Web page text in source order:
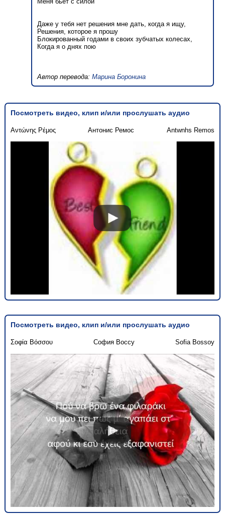
Даже у тебя нет решения мне дать, когда я ищу,
Решения, которое я прошу
Блокированный годами в своих зубчатых колесах,
Когда я о днях пою
Автор перевода:Марина Боронина
Посмотреть видео, клип и/или прослушать аудио
Αντώνης Ρέμος Антонис Ремос Antwnhs Remos
Посмотреть видео, клип и/или прослушать аудио
Σοφία Βόσσου София Воссу Sofia Bossoy